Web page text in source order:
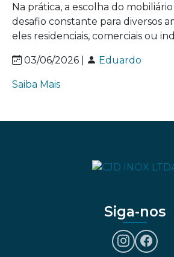
Na prática, a escolha do
desafio constante para diversos
eles residenciais, comerciais ou
03/06/2026 | Eduardo
Saiba Mais
Siga-nos